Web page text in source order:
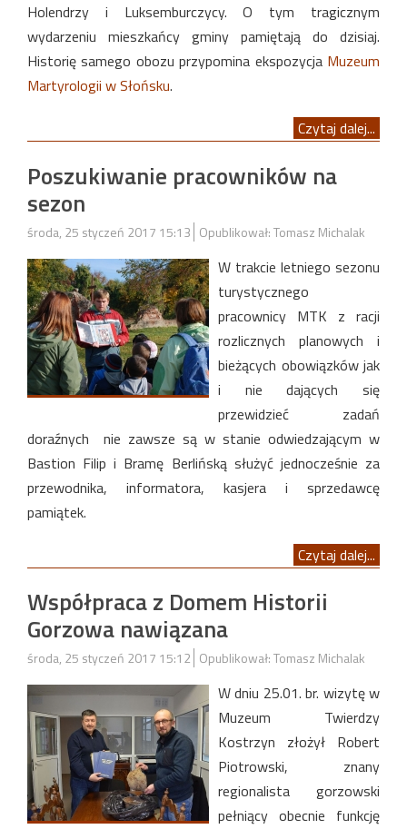
Holendrzy i Luksemburczycy. O tym tragicznym
wydarzeniu mieszkańcy gminy pamiętają do dzisiaj.
Historię samego obozu przypomina ekspozycja Muzeum
Martyrologii w Słońsku.
Czytaj dalej...
Poszukiwanie pracowników na
sezon
środa, 25 styczeń 2017 15:13 Opublikował: Tomasz Michalak
W trakcie letniego sezonu
turystycznego
pracownicy MTK z racji
rozlicznych planowych i
bieżących obowiązków jak
i nie dających się
przewidzieć zadań
doraźnych nie zawsze są w stanie odwiedzającym w
Bastion Filip i Bramę Berlińską służyć jednocześnie za
przewodnika, informatora, kasjera i sprzedawcę
pamiątek.
Czytaj dalej...
Współpraca z Domem Historii
Gorzowa nawiązana
środa, 25 styczeń 2017 15:12 Opublikował: Tomasz Michalak
W dniu 25.01. br. wizytę w
Muzeum Twierdzy
Kostrzyn złożył Robert
Piotrowski, znany
regionalista gorzowski
pełniący obecnie funkcję